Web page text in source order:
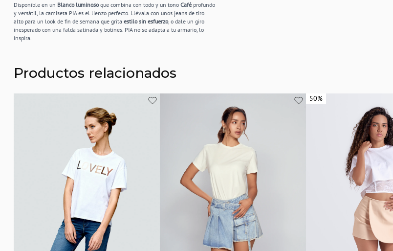
Disponible en un Blanco luminosoque combina con todo y un tono Café profundo
y versátil, la camiseta PIA es el lienzo perfecto. Llévala con unos jeans de tiro
alto para un look de fin de semana que grita estilo sin esfuerzo, o dale un giro
inesperado con una falda satinada y botines. PIA no se adapta a tu armario, lo
inspira.
Productos relacionados
50%
50%